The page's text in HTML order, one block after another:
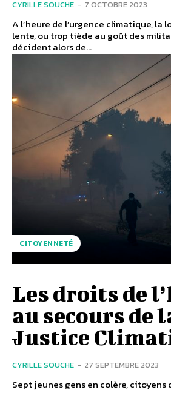
CYRILLE SOUCHE - 7 OCTOBRE 2023
A l’heure de l’urgence climatique, la
lente, ou trop tiède au goût des
décident alors de...
CITOYENNETÉ
Les droits de
au secours de
Justice
CYRILLE SOUCHE - 27 SEPTEMBRE 2023
Sept jeunes gens en colère, citoyens